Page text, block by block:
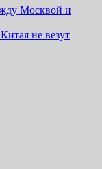
Москвой и
не везут